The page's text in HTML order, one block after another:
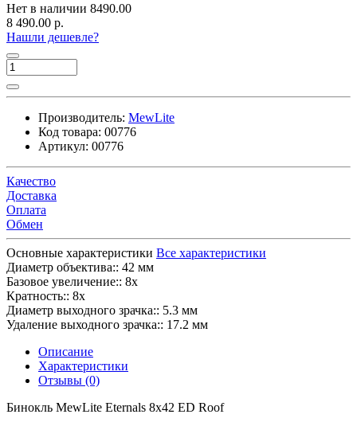
Нет в наличии 8490.00
8 490.00 р.
Нашли дешевле?
Производитель: MewLite
Код товара: 00776
Артикул: 00776
Качество
Доставка
Оплата
Обмен
Основные характеристики Все характеристики
Диаметр объектива:: 42 мм
Базовое увеличение:: 8x
Кратность:: 8x
Диаметр выходного зрачка:: 5.3 мм
Удаление выходного зрачка:: 17.2 мм
Описание
Характеристики
Отзывы (0)
Бинокль MewLite Eternals 8x42 ED Roof